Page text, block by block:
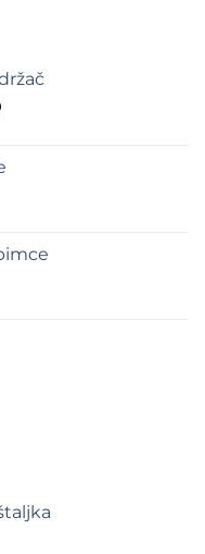
Raspon
1.250 RSD
RSD